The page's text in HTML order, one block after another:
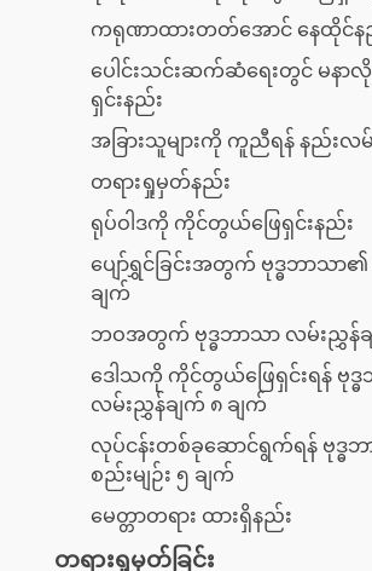
ကရုဏာထားတတ်အောင် နေထိုင်န
ပေါင်းသင်းဆက်ဆံရေးတွင် မန
ရှင်းနည်း
အခြားသူများကို ကူညီရန် နည်းလမ်
တရားရှုမှတ်နည်း
ရုပ်ဝါဒကို ကိုင်တွယ်ဖြေရှင်းနည်း
ပျော်ရွှင်ခြင်းအတွက် ဗုဒ္ဓဘာသာ
ချက်
ဘဝအတွက် ဗုဒ္ဓဘာသာ လမ်းညွှန်ချ
ဒေါသကို ကိုင်တွယ်ဖြေရှင်းရန် ဗုဒ္
လမ်းညွှန်ချက် ၈ ချက်
လုပ်ငန်းတစ်ခုဆောင်ရွက်ရန် ဗုဒ္ဓ
စည်းမျဉ်း ၅ ချက်
မေတ္တာတရား ထားရှိနည်း
တရားရှုမှတ်ခြင်း